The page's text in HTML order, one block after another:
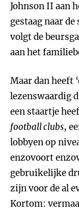
Johnson II aan
gestaag naar
volgt de
aan het
Maar dan heeft
lezenswaardig
een staartje
football clubs,
lobbyen op
enzovoort
gebruikelijke
zijn voor de al
Kortom: